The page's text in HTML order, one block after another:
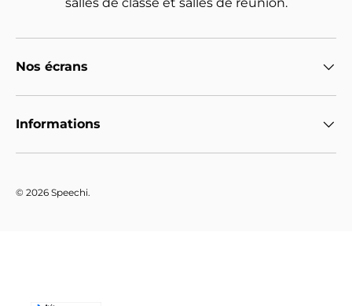
Nos écrans
Informations
© 2026 Speechi.